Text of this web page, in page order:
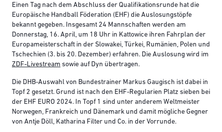
Einen Tag nach dem Abschluss der Qualifikationsrunde hat die
Europäische Handball Föderation (EHF) die Auslosungstöpfe
bekannt gegeben. Insgesamt 24 Mannschaften werden am
Donnerstag, 16. April, um 18 Uhr in Kattowice ihren Fahrplan der
Europameisterschaft in der Slowakei, Türkei, Rumänien, Polen und
Tschechien (3. bis 20. Dezember) erfahren. Die Auslosung wird im
ZDF-Livestream sowie auf Dyn übertragen.
Die DHB-Auswahl von Bundestrainer Markus Gaugisch ist dabei in
Topf 2 gesetzt. Grund ist nach den EHF-Regularien Platz sieben bei
der EHF EURO 2024. In Topf 1 sind unter anderem Weltmeister
Norwegen, Frankreich und Dänemark und damit mögliche Gegner
von Antje Döll, Katharina Filter und Co. in der Vorrunde.